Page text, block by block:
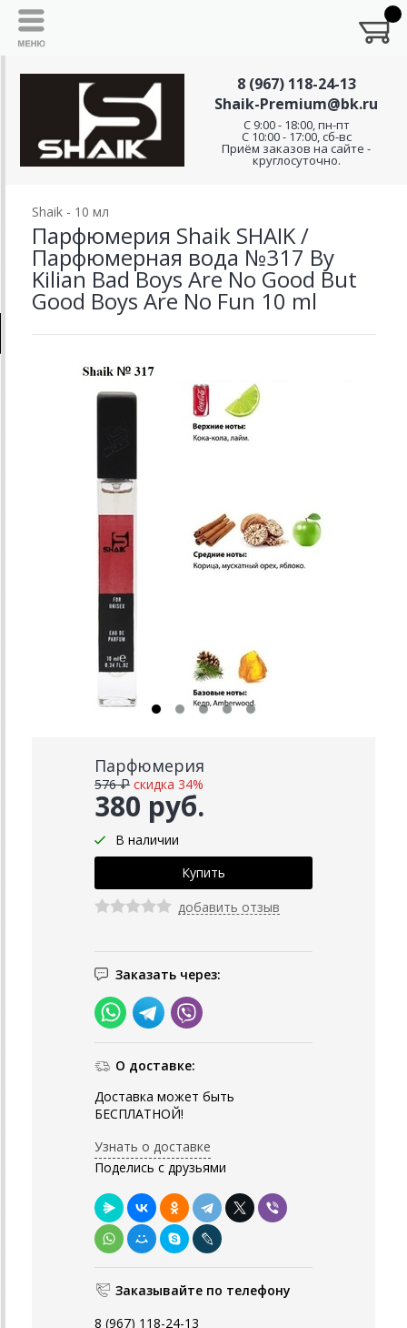
8 (967) 118-24-13
Shaik-Premium@bk.ru
C 9:00 - 18:00, пн-пт
С 10:00 - 17:00, сб-вс
Приём заказов на сайте -
круглосуточно.
Shaik - 10 мл
Парфюмерия Shaik SHAIK /
Парфюмерная вода №317 By
Kilian Bad Boys Are No Good But
Good Boys Are No Fun 10 ml
Парфюмерия
380 руб.
576 ₽ скидка 34%
В наличии
добавить отзыв
Заказать через:
О доставке:
Доставка может быть
БЕСПЛАТНОЙ!
Узнать о доставке
Поделись с друзьями
Заказывайте по телефону
8 (967) 118-24-13